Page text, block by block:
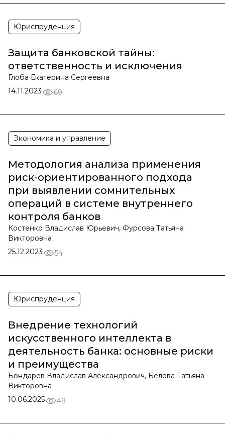
Юриспруденция
Защита банковской тайны:
ответственность и исключения
Глоба Екатерина Сергеевна
14.11.2023
69
Экономика и управление
Методология анализа применения
риск-ориентированного подхода
при выявлении сомнительных
операций в системе внутреннего
контроля банков
Костенко Владислав Юрьевич, Фурсова Татьяна
Викторовна
25.12.2023
54
Юриспруденция
Внедрение технологий
искусственного интеллекта в
деятельность банка: основные риски
и преимущества
Бондарев Владислав Александрович, Белова Татьяна
Викторовна
10.06.2025
49